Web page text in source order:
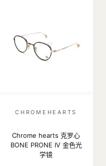
CHROMEHEARTS
Chrome hearts 克罗心
BONE PRONE IV 金色光
学镜